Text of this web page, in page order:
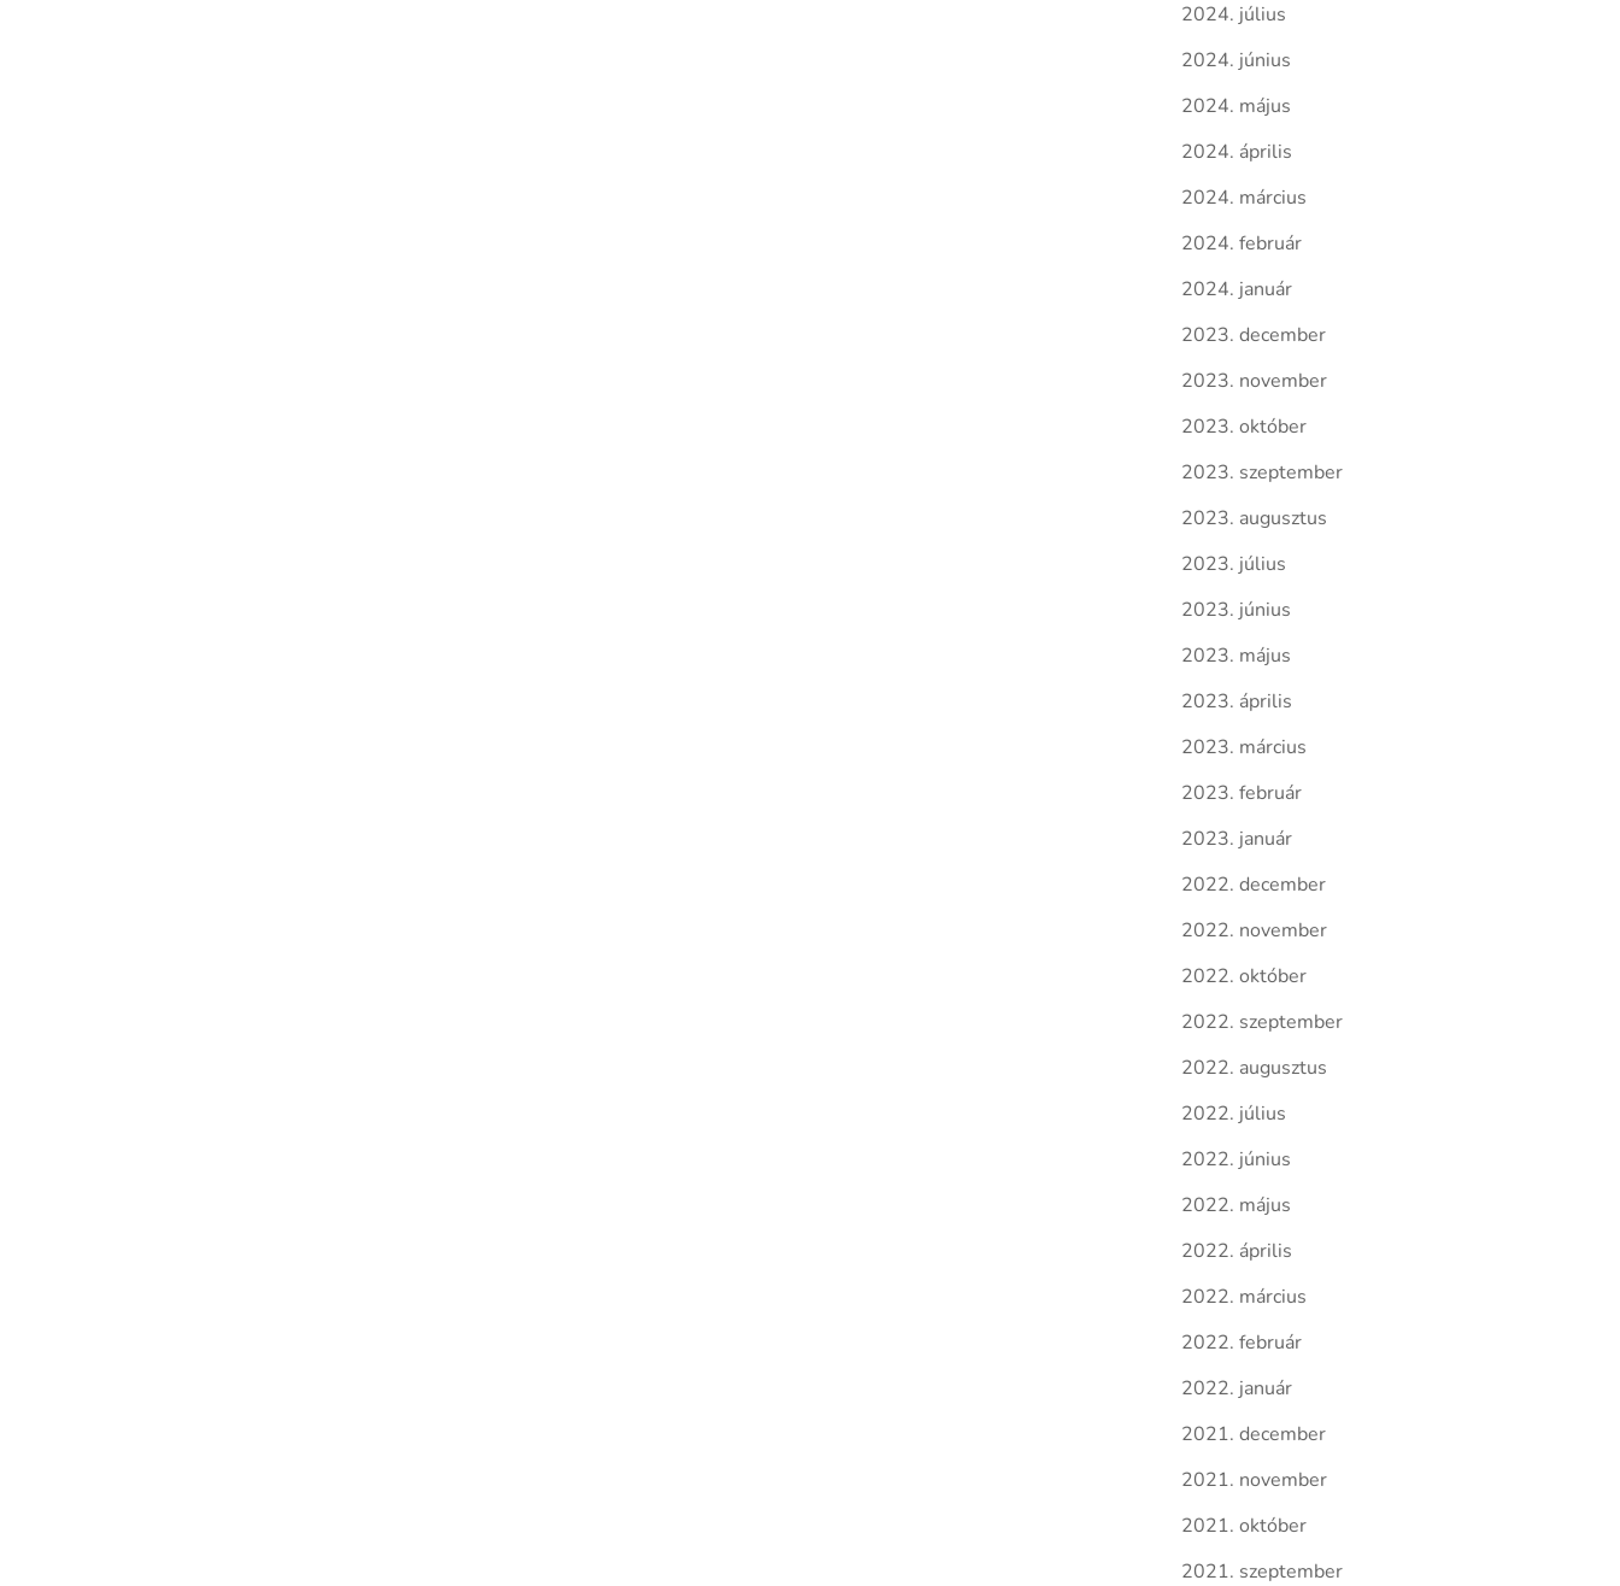
2024. július
2024. június
2024. május
2024. április
2024. március
2024. február
2024. január
2023. december
2023. november
2023. október
2023. szeptember
2023. augusztus
2023. július
2023. június
2023. május
2023. április
2023. március
2023. február
2023. január
2022. december
2022. november
2022. október
2022. szeptember
2022. augusztus
2022. július
2022. június
2022. május
2022. április
2022. március
2022. február
2022. január
2021. december
2021. november
2021. október
2021. szeptember